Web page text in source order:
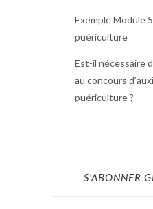
Exemple Module
puériculture
Est-il nécessaire
au concours
puériculture ?
S'ABONNER